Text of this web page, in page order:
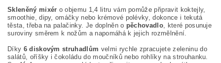
Skleněný mixér o objemu 1,4 litru vám pomůže připravit koktejly,
smoothie, dipy, omáčky nebo krémové polévky, dokonce i tekutá
těsta, třeba na palačinky. Je doplněn o pěchovadlo, které posunuje
suroviny směrem k nožům a napomáhá k jejich rozmělnění.
Díky 6 diskovým struhadlům velmi rychle zpracujete zeleninu do
salátů, oříšky i čokoládu do moučníků nebo rohlíky na strouhanku.